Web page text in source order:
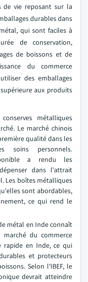
de vie reposant sur la
durables dans
qui sont faciles à
de conservation,
de boissons et de
du commerce
des emballages
aux produits
métalliques
Le marché chinois
qualité dans les
soins personnels.
a rendu les
dans l'attrait
Les boîtes métalliques
sont abordables,
ce qui rend le
métal en Inde connaît
marché du commerce
rapide en Inde, ce qui
et protecteurs
Selon l'IBEF, le
devrait atteindre